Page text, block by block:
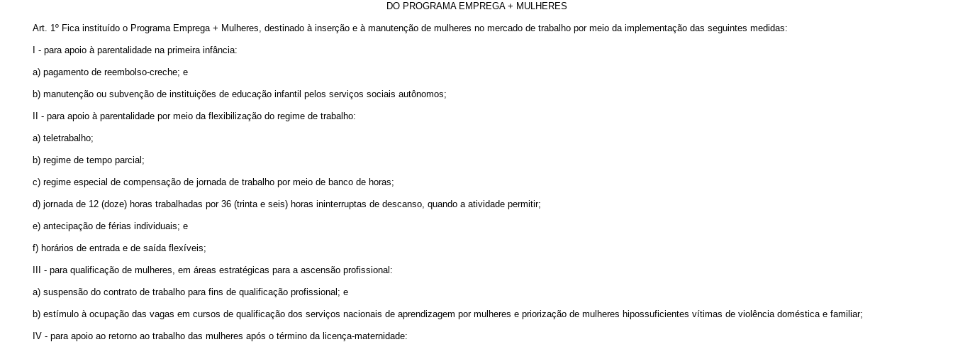
DO PROGRAMA EMPREGA + MULHERES
Art. 1º Fica instituído o Programa Emprega + Mulheres, destinado à inserção e à manutenção de mulheres no mercado de trabalho por meio da implementação das seguintes medidas:
I - para apoio à parentalidade na primeira infância:
a) pagamento de reembolso-creche; e
b) manutenção ou subvenção de instituições de educação infantil pelos serviços sociais autônomos;
II - para apoio à parentalidade por meio da flexibilização do regime de trabalho:
a) teletrabalho;
b) regime de tempo parcial;
c) regime especial de compensação de jornada de trabalho por meio de banco de horas;
d) jornada de 12 (doze) horas trabalhadas por 36 (trinta e seis) horas ininterruptas de descanso, quando a atividade permitir;
e) antecipação de férias individuais; e
f) horários de entrada e de saída flexíveis;
III - para qualificação de mulheres, em áreas estratégicas para a ascensão profissional:
a) suspensão do contrato de trabalho para fins de qualificação profissional; e
b) estímulo à ocupação das vagas em cursos de qualificação dos serviços nacionais de aprendizagem por mulheres e priorização de mulheres hipossuficientes vítimas de violência doméstica e familiar;
IV - para apoio ao retorno ao trabalho das mulheres após o término da licença-maternidade: